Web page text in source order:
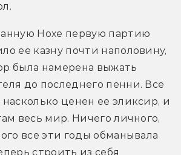
Нохе первую партию
ее казну почти наполовину,
была намерена выжать
до последнего пенни. Все
насколько ценен ее эликсир, и
весь мир. Ничего личного,
все эти годы обманывала
строить из себя